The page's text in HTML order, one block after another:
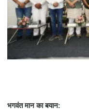
भगवंत मान का बयान: